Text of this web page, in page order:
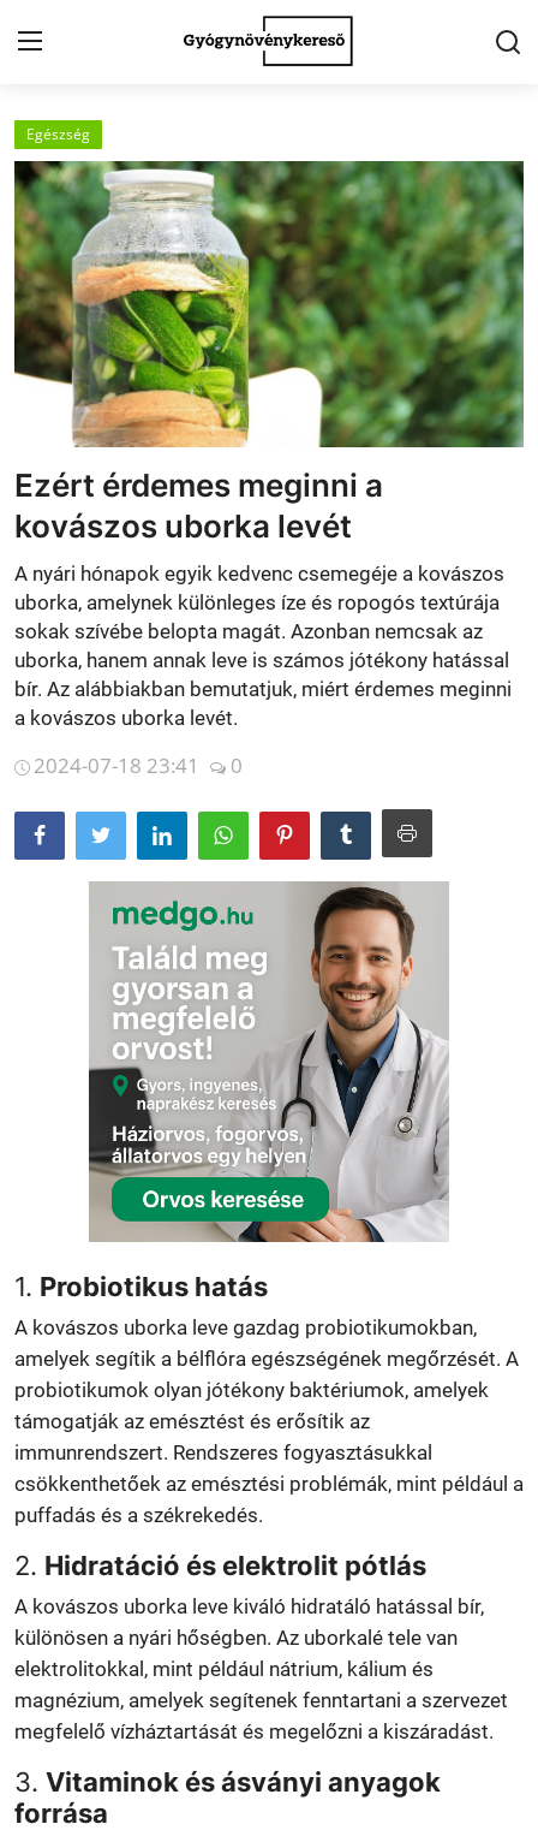
Kezdőlap
Kapcsolat
Gyógynövények
Egészség
Kert
Receptek
Fogyókúra
Galéria
Betegségek
Gyógynövénybolt kereső
Egészség
Ezért érdemes meginni a
kovászos uborka levét
A nyári hónapok egyik kedvenc csemegéje a kovászos
uborka, amelynek különleges íze és ropogós textúrája
sokak szívébe belopta magát. Azonban nemcsak az
uborka, hanem annak leve is számos jótékony hatással
bír. Az alábbiakban bemutatjuk, miért érdemes meginni
a kovászos uborka levét.
2024-07-18 23:41 0
1. Probiotikus hatás
A kovászos uborka leve gazdag probiotikumokban,
amelyek segítik a bélflóra egészségének megőrzését. A
probiotikumok olyan jótékony baktériumok, amelyek
támogatják az emésztést és erősítik az
immunrendszert. Rendszeres fogyasztásukkal
csökkenthetőek az emésztési problémák, mint például a
puffadás és a székrekedés.
2. Hidratáció és elektrolit pótlás
A kovászos uborka leve kiváló hidratáló hatással bír,
különösen a nyári hőségben. Az uborkalé tele van
elektrolitokkal, mint például nátrium, kálium és
magnézium, amelyek segítenek fenntartani a szervezet
megfelelő vízháztartását és megelőzni a kiszáradást.
3. Vitaminok és ásványi anyagok
forrása